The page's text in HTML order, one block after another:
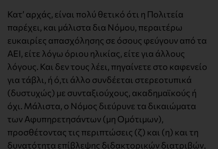
Κατ’ αρχάς, είναι πολύ θετικό ότι η Πολιτεία
παρέχει, και μάλιστα δια Νόμου, περαιτέρω
ευκαιρίες απασχόλησης σε όσους φεύγουν από τα
ΑΕΙ, είτε λόγω όριου ηλικίας, είτε για άλλους
λόγους. Και δεν τους λέει, πηγαίνετε στο καφενείο
για τάβλι, ή ό,τι άλλο συνδέεται στερεοτυπικά
(δυστυχώς) με συνταξιούχους, ακαδημαϊκούς ή
όχι. Μάλιστα, ο Νόμος διεύρυνε τα δικαιώματα
των Αφυπηρετησάντων (μη Ομότιμων),
προσθέτοντας τις περιπτώσεις (ζ) και (η) και τη
δυνατότητα επίβλεψης διδακτορικών διατριβών,